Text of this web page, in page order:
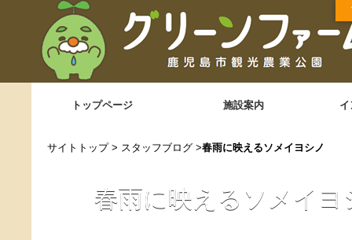
トップページ 施設案内
サイトトップ> スタッフブログ >春雨に映えるソメイヨシノ
春雨に映えるソメイヨ